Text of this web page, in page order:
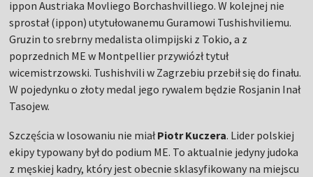
ippon Austriaka Movliego Borchashvilliego. W kolejnej nie
sprostał (ippon) utytułowanemu Guramowi Tushishviliemu.
Gruzin to srebrny medalista olimpijski z Tokio, a z
poprzednich ME w Montpellier przywiózł tytuł
wicemistrzowski. Tushishvili w Zagrzebiu przebił się do finału.
W pojedynku o złoty medal jego rywalem będzie Rosjanin Inał
Tasojew.
Szczęścia w losowaniu nie miałPiotr Kuczera. Lider polskiej
ekipy typowany był do podium ME. To aktualnie jedyny judoka
z męskiej kadry, który jest obecnie sklasyfikowany na miejscu